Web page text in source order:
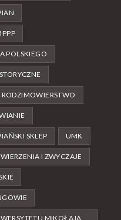
POLSKIEGO
RODZIMOWIERSTWO
SKLEP UMK
WIERZENIA I ZWYCZAJE
MIKOŁAJA